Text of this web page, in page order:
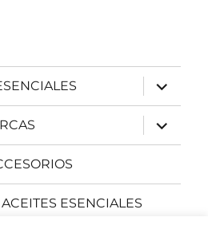
expande
el
menú
inferior
expande
el
menú
ESENCIALES